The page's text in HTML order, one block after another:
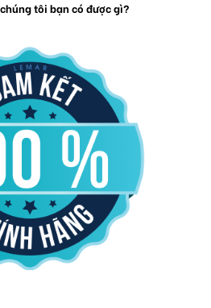
tôi bạn có được gì?